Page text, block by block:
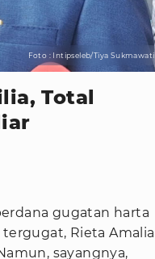
Foto : Intipseleb/Tiya Sukmawati
Total
gugatan harta
Rieta Amalia
sayangnya,